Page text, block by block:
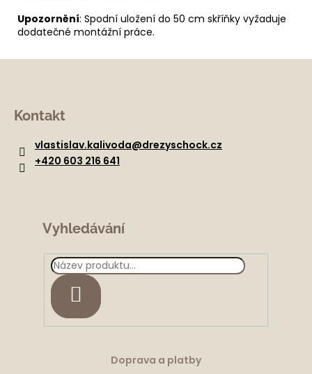
Upozornění: Spodní uložení do 50 cm skříňky vyžaduje
dodatečné montážní práce.
Kontakt
vlastislav.kalivoda@drezyschock.cz
+420 603 216 641
Vyhledávání
HLEDAT
Doprava a platby